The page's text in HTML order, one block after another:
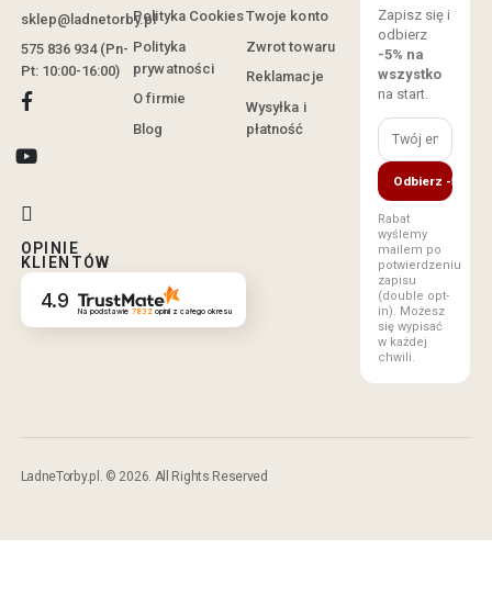
sklep@ladnetorby.pl
575 836 934 (Pn-
Pt: 10:00-16:00)
OPINIE
KLIENTÓW
4.9 Na podstawie 7832opinii z całego okresu
Polityka Cookies
Polityka
prywatności
O firmie
Blog
Twoje konto
Zwrot towaru
Reklamacje
Wysyłka i
płatność
Zapisz się i
odbierz
-5% na
wszystko
na start.
Odbierz -5%
Rabat
wyślemy
mailem po
potwierdzeniu
zapisu
(double opt-
in). Możesz
się wypisać
w każdej
chwili.
LadneTorby.pl. © 2026. All Rights Reserved